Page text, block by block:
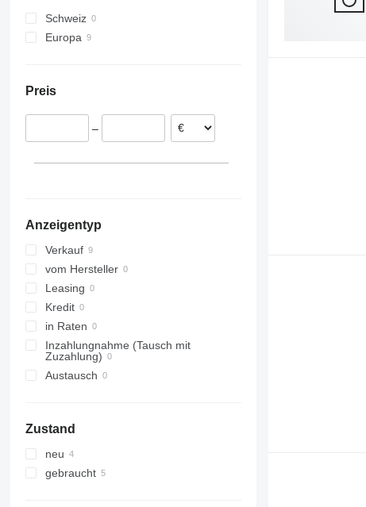
Schweiz
Europa
Österreich
Preis
–
Anzeigentyp
Verkauf
vom Hersteller
Leasing
Kredit
in Raten
Inzahlungnahme (Tausch mit
Zuzahlung)
Austausch
Zustand
neu
gebraucht